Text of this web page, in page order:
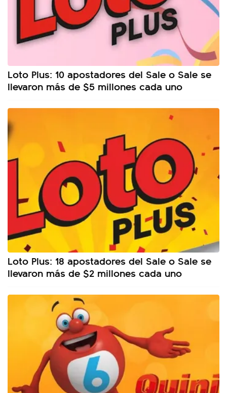
Loto Plus: 10 apostadores del Sale o Sale se
llevaron más de $5 millones cada uno
Loto Plus: 18 apostadores del Sale o Sale se
llevaron más de $2 millones cada uno